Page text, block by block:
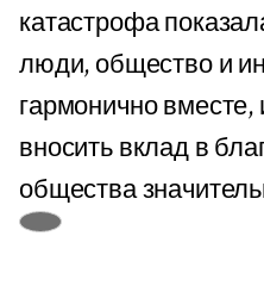
катастрофа
люди, общество и
гармонично вместе,
вносить вклад в
общества